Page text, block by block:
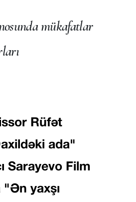
mükafatlar
Rüfət
ada"
Sarayevo Film
"Ən yaxşı